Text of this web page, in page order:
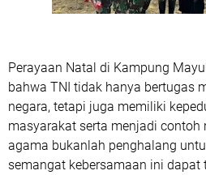
Perayaan Natal di Kampung
bahwa TNI tidak hanya bertugas
negara, tetapi juga memiliki
masyarakat serta menjadi contoh
agama bukanlah penghalang
semangat kebersamaan ini dapat